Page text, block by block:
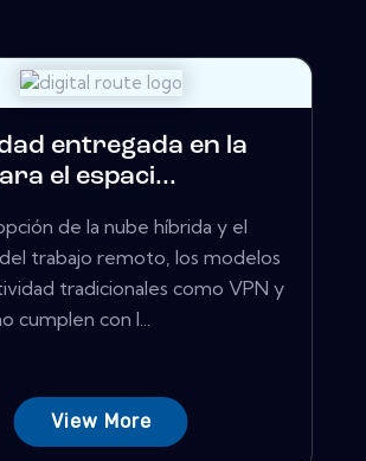
entregada en la
el espaci...
de la nube híbrida y el
trabajo remoto, los modelos
tradicionales como VPN y
cumplen con l...
View More